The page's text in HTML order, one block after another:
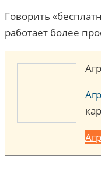
Говорить
работает более